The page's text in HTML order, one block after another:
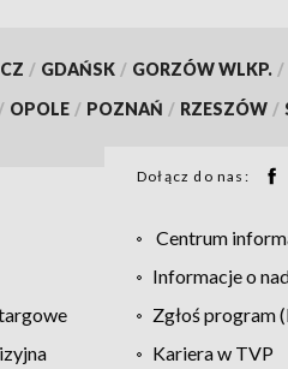
/ GDAŃSK / GORZÓW WLKP. /
/ OPOLE / POZNAŃ / RZESZÓW /
Dołącz do nas:
Centrum
Informacje o
Zgłoś program
Kariera w TVP